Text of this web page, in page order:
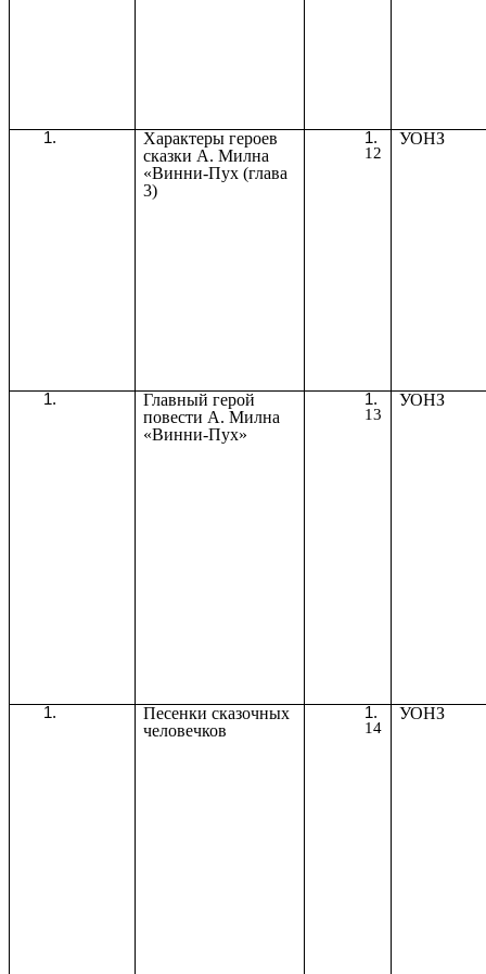
Характеры героев
сказки А. Милна
«Винни-Пух (глава
3)
12
УОНЗ
Главный герой
повести А. Милна
«Винни-Пух»
13
УОНЗ
Песенки сказочных
человечков
14
УОНЗ